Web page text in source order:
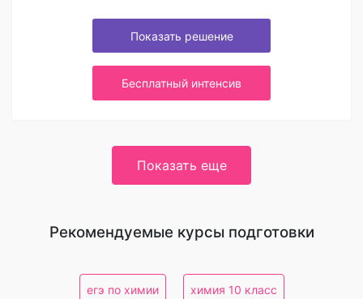
Показать решение
Бесплатный интенсив
Показать еще
Рекомендуемые курсы подготовки
егэ по химии химия 10 класс